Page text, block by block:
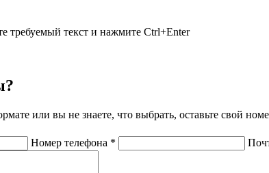
требуемый текст и нажмите Ctrl+Enter
или вы не знаете, что выбрать, оставьте свой
Номер телефона *